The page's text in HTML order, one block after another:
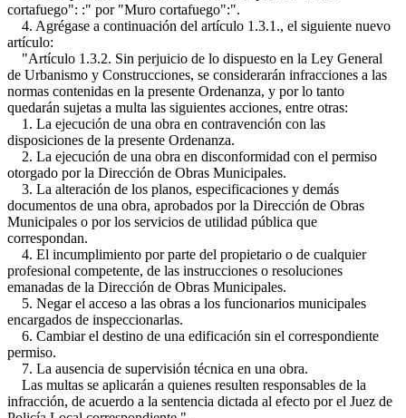
cortafuego": :" por "Muro cortafuego":".
4. Agrégase a continuación del artículo 1.3.1., el siguiente nuevo
artículo:
"Artículo 1.3.2. Sin perjuicio de lo dispuesto en la Ley General
de Urbanismo y Construcciones, se considerarán infracciones a las
normas contenidas en la presente Ordenanza, y por lo tanto
quedarán sujetas a multa las siguientes acciones, entre otras:
1. La ejecución de una obra en contravención con las
disposiciones de la presente Ordenanza.
2. La ejecución de una obra en disconformidad con el permiso
otorgado por la Dirección de Obras Municipales.
3. La alteración de los planos, especificaciones y demás
documentos de una obra, aprobados por la Dirección de Obras
Municipales o por los servicios de utilidad pública que
correspondan.
4. El incumplimiento por parte del propietario o de cualquier
profesional competente, de las instrucciones o resoluciones
emanadas de la Dirección de Obras Municipales.
5. Negar el acceso a las obras a los funcionarios municipales
encargados de inspeccionarlas.
6. Cambiar el destino de una edificación sin el correspondiente
permiso.
7. La ausencia de supervisión técnica en una obra.
Las multas se aplicarán a quienes resulten responsables de la
infracción, de acuerdo a la sentencia dictada al efecto por el Juez de